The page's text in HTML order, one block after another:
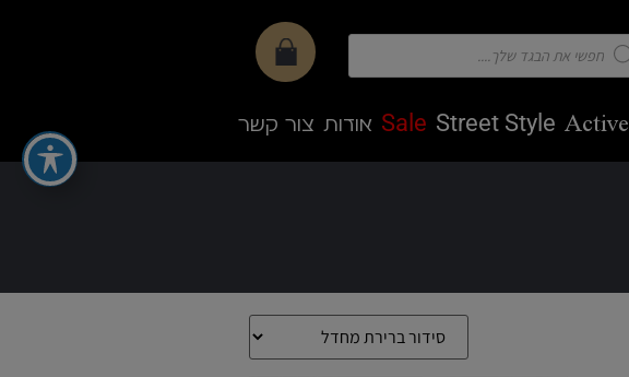
Active
Street Style
Sale אודות צור קשר